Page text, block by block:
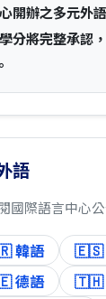
開辦之多元外
分將完整承認
語
國際語言中心公
韓語
🇪🇸
德語
🇹🇭